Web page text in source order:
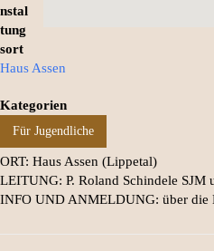
nstal
tung
sort
Haus Assen
Kategorien
Für Jugendliche
ORT: Haus Assen (Lippetal)
LEITUNG: P. Roland Schindele SJM
INFO UND ANMELDUNG: über die